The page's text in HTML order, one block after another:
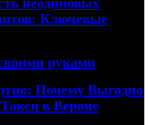
неодиновых
Ключевые
руками
Почему Выгодно
в Вероне